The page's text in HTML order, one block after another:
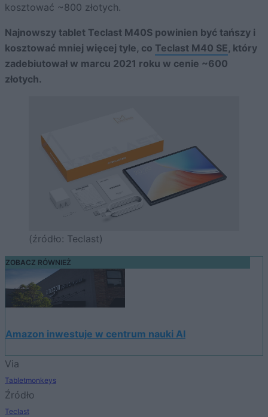
kosztować ~800 złotych.
Najnowszy tablet Teclast M40S powinien być tańszy i
kosztować mniej więcej tyle, co Teclast M40 SE, który
zadebiutował w marcu 2021 roku w cenie ~600
złotych.
(źródło: Teclast)
ZOBACZ RÓWNIEŻ
Amazon inwestuje w centrum nauki AI
Via
Tabletmonkeys
Źródło
Teclast